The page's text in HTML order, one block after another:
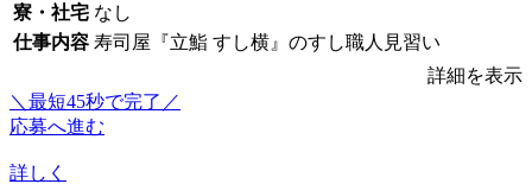
寮・社宅 なし
仕事内容 寿司屋『立鮨 すし横』のすし職人見習い
詳細を表示
＼最短45秒で完了／
応募へ進む
詳しく